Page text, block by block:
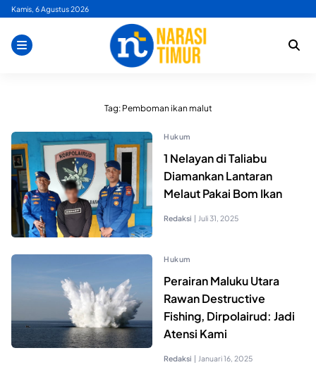
Skip
content
Kamis, 6 Agustus 2026
Tag: Pemboman ikan malut
Hukum
1 Nelayan di Taliabu
Diamankan Lantaran
Melaut Pakai Bom Ikan
Redaksi | Juli 31, 2025
Hukum
Perairan Maluku Utara
Rawan Destructive
Fishing, Dirpolairud: Jadi
Atensi Kami
Redaksi | Januari 16, 2025